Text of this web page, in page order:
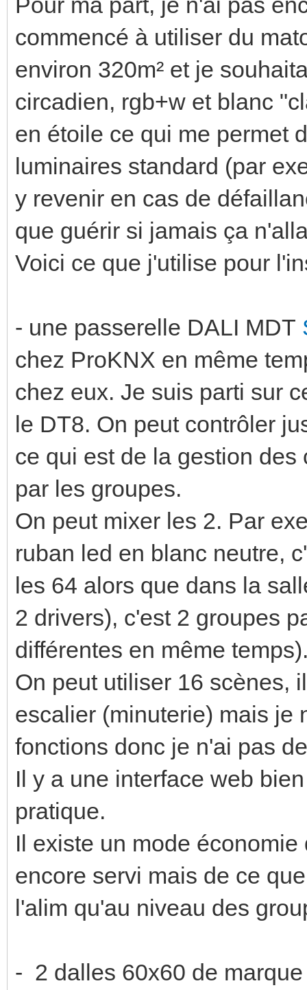
commencé à utiliser du
environ 320m² et je
circadien, rgb+w et blanc
en étoile ce qui me permet
luminaires standard (par
y revenir en cas de
que guérir si jamais ça
Voici ce que j'utilise pour
- une passerelle DALI MDT
chez ProKNX en même
chez eux. Je suis parti sur
le DT8. On peut contrôler
ce qui est de la gestion
par les groupes.
On peut mixer les 2. Par
ruban led en blanc neutre,
les 64 alors que dans la
2 drivers), c'est 2 groupes
différentes en même
On peut utiliser 16 scènes,
escalier (minuterie) mais je
fonctions donc je n'ai pas
Il y a une interface web
pratique.
Il existe un mode
encore servi mais de ce
l'alim qu'au niveau des
- 2 dalles 60x60 de